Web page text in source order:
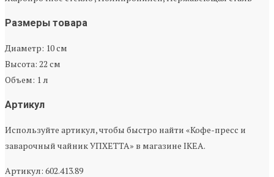
Размеры товара
Диаметр: 10 см
Высота: 22 см
Объем: 1 л
Артикул
Используйте артикул, чтобы быстро найти «Кофе-пресс и
заварочный чайник УПХЕТТА» в магазине IKEA.
Артикул: 602.413.89